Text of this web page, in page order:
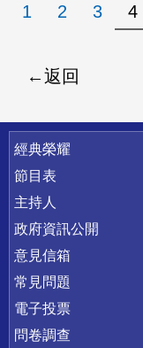
1 2 3 4
返回
快速連結
經典榮耀
節目表
主持人
政府資訊公開
意見信箱
常見問題
電子投票
問卷調查